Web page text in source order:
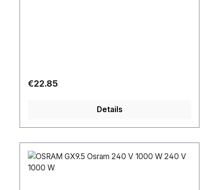
Regular price:
€22.85
Details